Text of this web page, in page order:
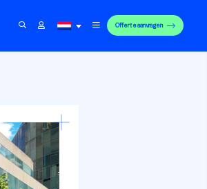
Offerte aanvragen